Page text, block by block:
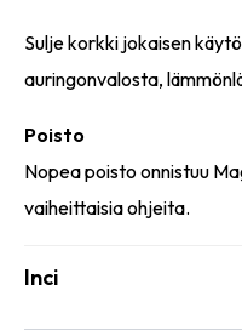
Sulje korkki jokaisen
auringonvalosta,
Poisto
Nopea poisto onnistuu
vaiheittaisia ohjeita.
Inci